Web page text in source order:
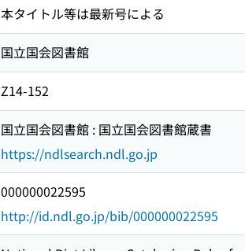
本タイトル等は最新号による
国立国会図書館
Z14-152
国立国会図書館 : 国立国会図書館蔵書
https://ndlsearch.ndl.go.jp
000000022595
http://id.ndl.go.jp/bib/000000022595